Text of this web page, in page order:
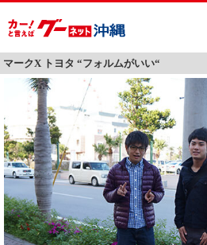
マークX トヨタ “フォルムがいい“